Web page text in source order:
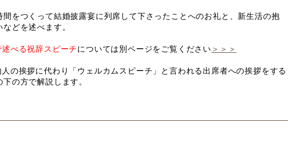
をつくって結婚披露宴に列席して下さったことへのお礼と、新生活の抱
どを述べます。
べる祝辞スピーチについては別ページをご覧ください ＞＞＞
の挨拶に代わり「ウェルカムスピーチ」と言われる出席者への挨拶をする
の方で解説します。